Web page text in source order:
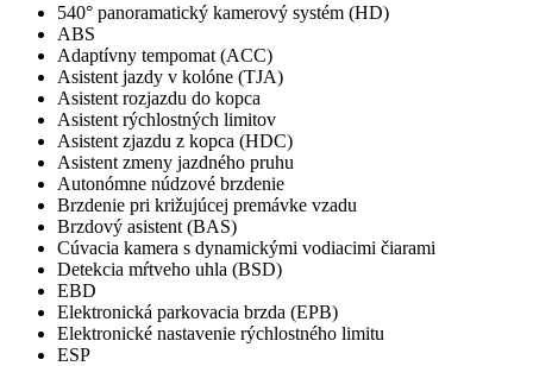
540° panoramatický kamerový systém (HD)
ABS
Adaptívny tempomat (ACC)
Asistent jazdy v kolóne (TJA)
Asistent rozjazdu do kopca
Asistent rýchlostných limitov
Asistent zjazdu z kopca (HDC)
Asistent zmeny jazdného pruhu
Autonómne núdzové brzdenie
Brzdenie pri križujúcej premávke vzadu
Brzdový asistent (BAS)
Cúvacia kamera s dynamickými vodiacimi čiarami
Detekcia mŕtveho uhla (BSD)
EBD
Elektronická parkovacia brzda (EPB)
Elektronické nastavenie rýchlostného limitu
ESP